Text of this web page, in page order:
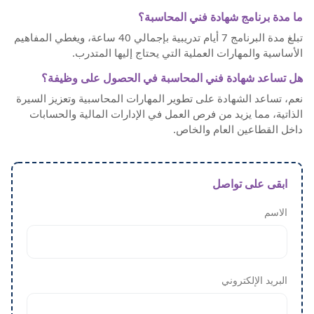
ما مدة برنامج شهادة فني المحاسبة؟
تبلغ مدة البرنامج 7 أيام تدريبية بإجمالي 40 ساعة، ويغطي المفاهيم
الأساسية والمهارات العملية التي يحتاج إليها المتدرب.
هل تساعد شهادة فني المحاسبة في الحصول على وظيفة؟
نعم، تساعد الشهادة على تطوير المهارات المحاسبية وتعزيز السيرة
الذاتية، مما يزيد من فرص العمل في الإدارات المالية والحسابات
داخل القطاعين العام والخاص.
ابقى على تواصل
الاسم
البريد الإلكتروني